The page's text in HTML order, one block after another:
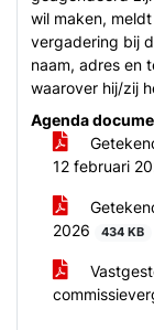
wil maken,
vergadering bij
naam, adres en
waarover hij/zij
Agenda
12 februari
2026
434 KB